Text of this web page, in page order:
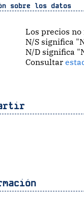
sobre los datos
Los precios
N/S significa
N/D significa
Consultar